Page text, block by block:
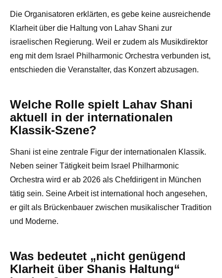
Die Organisatoren erklärten, es gebe keine ausreichende
Klarheit über die Haltung von Lahav Shani zur
israelischen Regierung. Weil er zudem als Musikdirektor
eng mit dem Israel Philharmonic Orchestra verbunden ist,
entschieden die Veranstalter, das Konzert abzusagen.
Welche Rolle spielt Lahav Shani
aktuell in der internationalen
Klassik-Szene?
Shani ist eine zentrale Figur der internationalen Klassik.
Neben seiner Tätigkeit beim Israel Philharmonic
Orchestra wird er ab 2026 als Chefdirigent in München
tätig sein. Seine Arbeit ist international hoch angesehen,
er gilt als Brückenbauer zwischen musikalischer Tradition
und Moderne.
Was bedeutet „nicht genügend
Klarheit über Shanis Haltung“